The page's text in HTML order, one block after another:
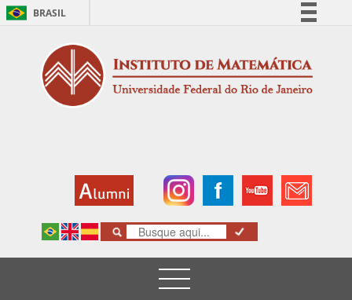
BRASIL
Comunica BR
Participe